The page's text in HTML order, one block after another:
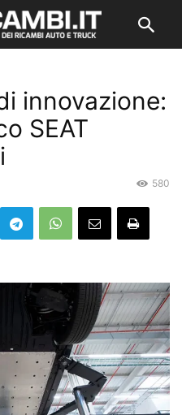
innovazione:
SEAT
580